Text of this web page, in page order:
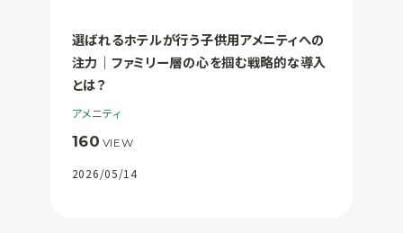
選ばれるホテルが行う子供用アメニティへの
注力｜ファミリー層の心を掴む戦略的な導入
とは？
アメニティ
160 VIEW
2026/05/14